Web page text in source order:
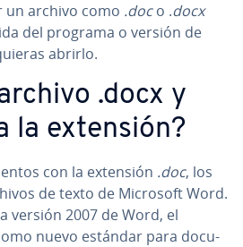
un archivo como .doco .docx
del programa o versión de
abrirlo.
.docx y
la extensión?
con la extensión .doc, los
de texto de Microsoft Word.
versión 2007 de Word, el
nuevo estándar para do­cu­